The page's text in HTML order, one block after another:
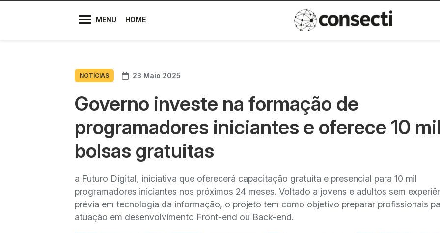
MENU HOME
Diretores
Política de
NOTÍCIAS 23 Maio 2025
Governo investe na formação de
programadores iniciantes e oferece 10 mil
bolsas gratuitas
a Futuro Digital, iniciativa que oferecerá capacitação gratuita e presencial para 10 mil
programadores iniciantes nos próximos 24 meses. Voltado a jovens e adultos sem
prévia em tecnologia da informação, o projeto tem como objetivo preparar profissionais
atuação em desenvolvimento Front-end ou Back-end.